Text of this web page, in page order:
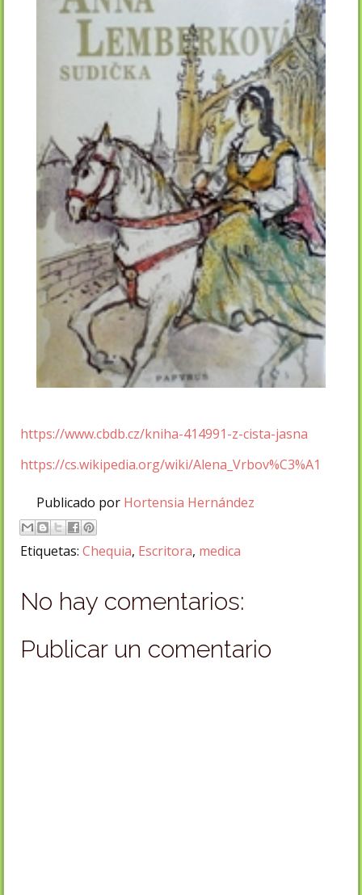
https://www.cbdb.cz/kniha-414991-z-cista-jasna
https://cs.wikipedia.org/wiki/Alena_Vrbov%C3%A1
Publicado por Hortensia Hernández
Etiquetas: Chequia, Escritora, medica
No hay comentarios:
Publicar un comentario